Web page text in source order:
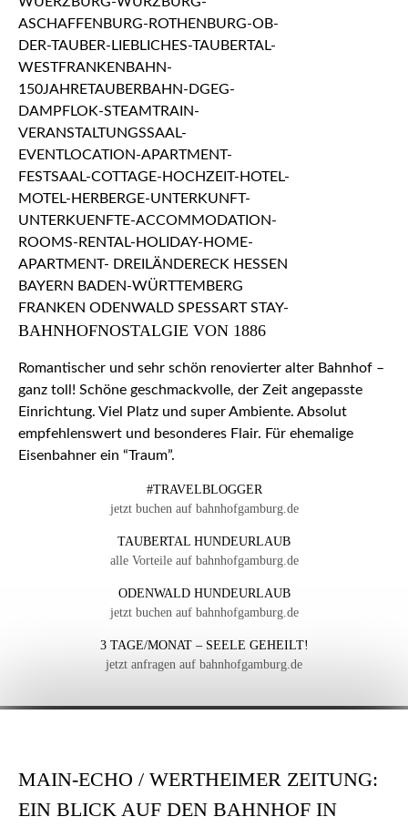
BAHNHOFNOSTALGIE VON 1886
Romantischer und sehr schön renovierter alter Bahnhof –
ganz toll! Schöne geschmackvolle, der Zeit angepasste
Einrichtung. Viel Platz und super Ambiente. Absolut
empfehlenswert und besonderes Flair. Für ehemalige
Eisenbahner ein “Traum”.
#TRAVELBLOGGER
jetzt buchen auf bahnhofgamburg.de
TAUBERTAL HUNDEURLAUB
alle Vorteile auf bahnhofgamburg.de
ODENWALD HUNDEURLAUB
jetzt buchen auf bahnhofgamburg.de
3 TAGE/MONAT – SEELE GEHEILT!
jetzt anfragen auf bahnhofgamburg.de
MAIN-ECHO / WERTHEIMER ZEITUNG:
EIN BLICK AUF DEN BAHNHOF IN